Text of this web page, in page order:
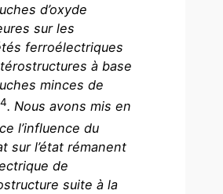
d’oxyde
sur les
ferroélectriques
à base
minces de
4. Nous avons mis en
l’influence du
sur l’état rémanent
de
suite à la